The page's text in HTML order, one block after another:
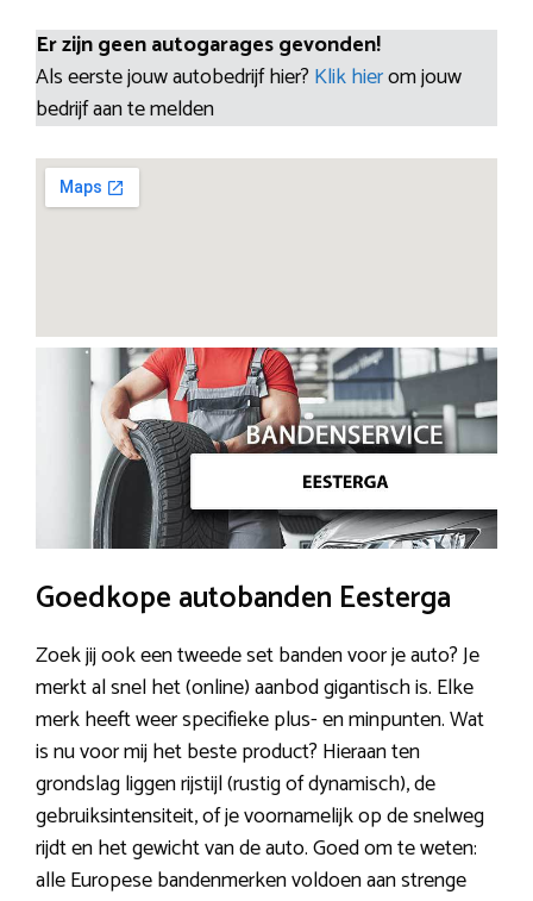
Er zijn geen autogarages gevonden!
Als eerste jouw autobedrijf hier? Klik hierom jouw
bedrijf aan te melden
Goedkope autobanden Eesterga
Zoek jij ook een tweede set banden voor je auto? Je
merkt al snel het (online) aanbod gigantisch is. Elke
merk heeft weer specifieke plus- en minpunten. Wat
is nu voor mij het beste product? Hieraan ten
grondslag liggen rijstijl (rustig of dynamisch), de
gebruiksintensiteit, of je voornamelijk op de snelweg
rijdt en het gewicht van de auto. Goed om te weten:
alle Europese bandenmerken voldoen aan strenge